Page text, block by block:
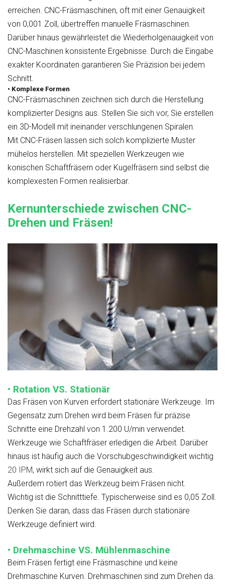
erreichen. CNC-Fräsmaschinen, oft mit einer Genauigkeit
von 0,001 Zoll, übertreffen manuelle Fräsmaschinen.
Darüber hinaus gewährleistet die Wiederholgenauigkeit von
CNC-Maschinen konsistente Ergebnisse. Durch die Eingabe
exakter Koordinaten garantieren Sie Präzision bei jedem
Schnitt.
• Komplexe Formen
CNC-Fräsmaschinen zeichnen sich durch die Herstellung
komplizierter Designs aus. Stellen Sie sich vor, Sie erstellen
ein 3D-Modell mit ineinander verschlungenen Spiralen.
Mit CNC-Fräsen lassen sich solch komplizierte Muster
mühelos herstellen. Mit speziellen Werkzeugen wie
konischen Schaftfräsern oder Kugelfräsern sind selbst die
komplexesten Formen realisierbar.
Kernunterschiede zwischen CNC-
Drehen und Fräsen!
• Rotation VS. Stationär
Das Fräsen von Kurven erfordert stationäre Werkzeuge. Im
Gegensatz zum Drehen wird beim Fräsen für präzise
Schnitte eine Drehzahl von 1.200 U/min verwendet.
Werkzeuge wie Schaftfräser erledigen die Arbeit. Darüber
hinaus ist häufig auch die Vorschubgeschwindigkeit wichtig
20 IPM, wirkt sich auf die Genauigkeit aus.
Außerdem rotiert das Werkzeug beim Fräsen nicht.
Wichtig ist die Schnitttiefe. Typischerweise sind es 0,05 Zoll.
Denken Sie daran, dass das Fräsen durch stationäre
Werkzeuge definiert wird.
• Drehmaschine VS. Mühlenmaschine
Beim Fräsen fertigt eine Fräsmaschine und keine
Drehmaschine Kurven. Drehmaschinen sind zum Drehen da.